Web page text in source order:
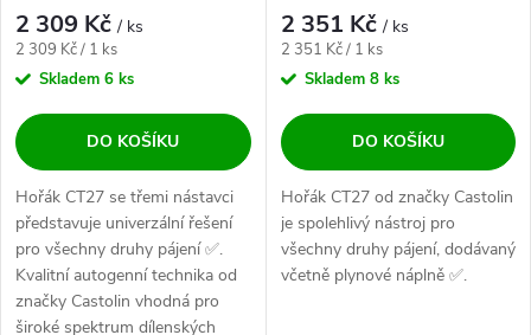
2 309 Kč/ ks
Měrná cena:
2 309 Kč / 1 ks
Skladem 6 ks
DO KOŠÍKU
Hořák CT27 se třemi nástavci
představuje univerzální řešení
pro všechny druhy pájení ✅.
Kvalitní autogenní technika od
značky Castolin vhodná pro
široké spektrum dílenských
2 351 Kč/ ks
Měrná cena:
2 351 Kč / 1 ks
Skladem 8 ks
DO KOŠÍKU
Hořák CT27 od značky Castolin
je spolehlivý nástroj pro
všechny druhy pájení, dodávaný
včetně plynové náplně ✅.